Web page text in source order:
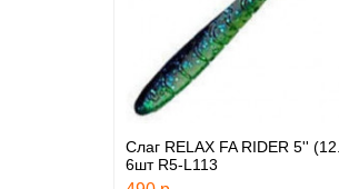
Слаг RELAX FA RIDER 5''
6шт R5-L113